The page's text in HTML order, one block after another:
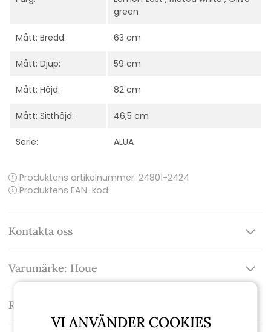
green
Mått: Bredd: 63 cm
Mått: Djup: 59 cm
Mått: Höjd: 82 cm
Mått: Sitthöjd: 46,5 cm
Serie: ALUA
Produktens artikelnummer: 24801-2424
Produktens EAN-kod:
Kontakta oss
Varumärke: Houe
Recensioner
VI ANVÄNDER COOKIES